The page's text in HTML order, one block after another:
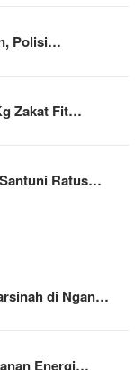
Polisi…
Zakat Fit…
Ratus…
di Ngan…
Energi…